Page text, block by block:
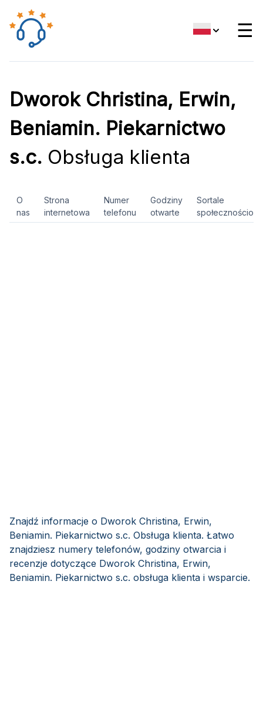
☰
Dworok Christina, Erwin,
Beniamin. Piekarnictwo
s.c. Obsługa klienta
O
nas
Strona
internetowa
Numer
telefonu
Godziny
otwarte
Sortale
Znajdź informacje o Dworok Christina, Erwin,
Beniamin. Piekarnictwo s.c. Obsługa klienta. Łatwo
znajdziesz numery telefonów, godziny otwarcia i
recenzje dotyczące Dworok Christina, Erwin,
Beniamin. Piekarnictwo s.c. obsługa klienta i wsparcie.